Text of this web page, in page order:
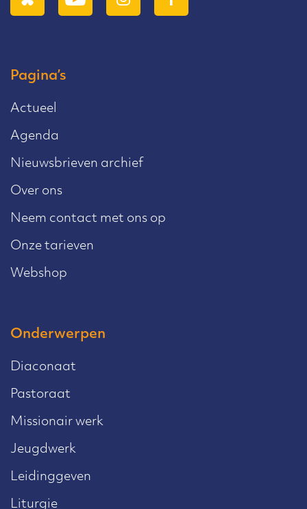
Pagina’s
Actueel
Agenda
Nieuwsbrieven archief
Over ons
Neem contact met ons op
Onze tarieven
Webshop
Onderwerpen
Diaconaat
Pastoraat
Missionair werk
Jeugdwerk
Leidinggeven
Liturgie